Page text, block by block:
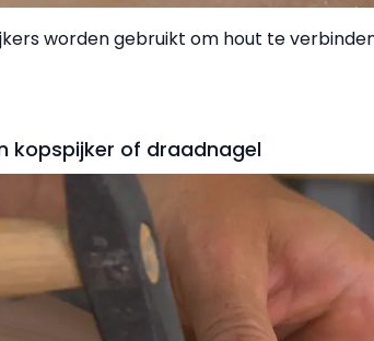
worden gebruikt om hout te
kopspijker of draadnagel